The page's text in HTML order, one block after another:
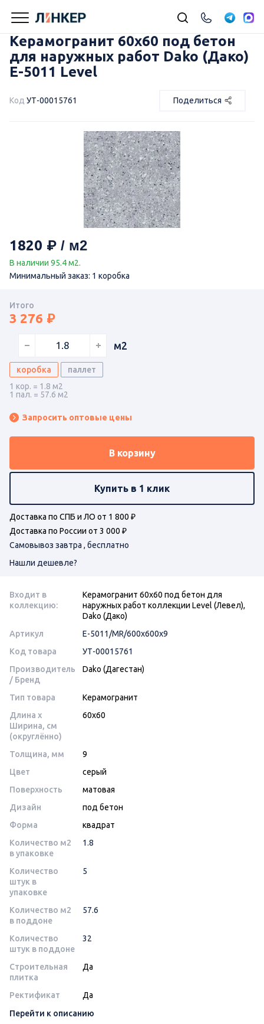
Керамогранит 60х60 под бетон
для наружных работ Dako (Дако)
E-5011 Level
Код УТ-00015761 Поделиться
1820
В наличии 95.4 м2.
Минимальный заказ: 1 коробка
Итого
3 276
м2
коробка
паллет
1 кор. = 1.8 м2
1 пал. = 57.6 м2
Запросить оптовые цены
В корзину
Купить в 1 клик
Доставка по СПБ и ЛО от 1 800 ₽
Доставка по России от 3 000 ₽
Самовывоз завтра , бесплатно
Нашли дешевле?
Входит в
коллекцию:
Керамогранит 60х60 под бетон для
наружных работ коллекции Level (Левел),
Dako (Дако)
Артикул
E-5011/MR/600x600x9
Код товара
УТ-00015761
Производитель
/ Бренд
Dako (Дагестан)
Тип товара
Керамогранит
Длина x
Ширина, см
(округлённо)
60x60
Толщина, мм
9
Цвет
серый
Поверхность
матовая
Дизайн
под бетон
Форма
квадрат
Количество м2
в упаковке
1.8
Количество
штук в
упаковке
5
Количество м2
в поддоне
57.6
Количество
штук в поддоне
32
Строительная
плитка
Да
Ректификат
Да
Перейти к описанию